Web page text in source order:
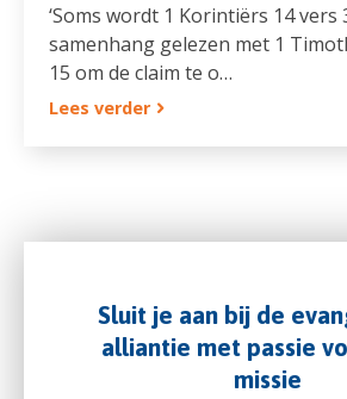
‘Soms wordt 1 Korintiërs 14 vers
samenhang gelezen met 1
15 om de claim te o…
Lees verder
Sluit je aan bij de
alliantie met passie
missie